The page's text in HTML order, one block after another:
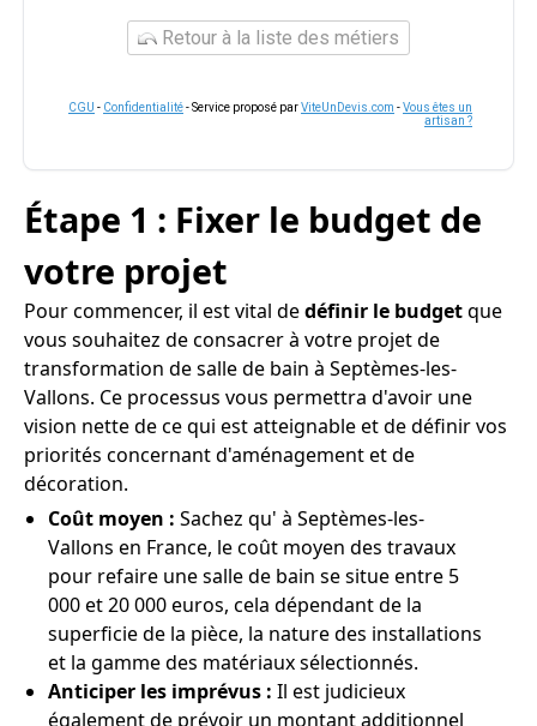
Retour à la liste des métiers
CGU - Confidentialité- Service proposé parViteUnDevis.com -Vous êtes un
artisan ?
Étape 1 : Fixer le budget de
votre projet
Pour commencer, il est vital dedéfinir le budgetque
vous souhaitez de consacrer à votre projet de
transformation de salle de bain à Septèmes-les-
Vallons. Ce processus vous permettra d'avoir une
vision nette de ce qui est atteignable et de définir vos
priorités concernant d'aménagement et de
décoration.
Coût moyen : Sachez qu' à Septèmes-les-
Vallons en France, le coût moyen des travaux
pour refaire une salle de bain se situe entre 5
000 et 20 000 euros, cela dépendant de la
superficie de la pièce, la nature des installations
et la gamme des matériaux sélectionnés.
Anticiper les imprévus : Il est judicieux
également de prévoir un montant additionnel